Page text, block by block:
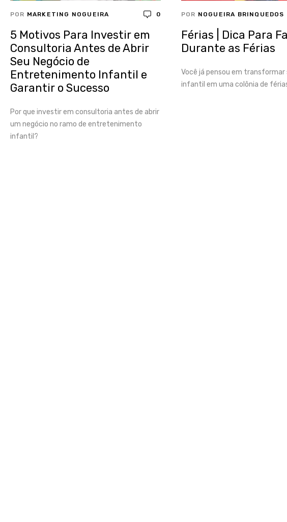
POR MARKETING NOGUEIRA 0
5 Motivos Para Investir em
Consultoria Antes de Abrir
Seu Negócio de
Entretenimento Infantil e
Garantir o Sucesso
Por que investir em consultoria antes de abrir
um negócio no ramo de entretenimento
infantil?
POR NOGUEIRA BRINQUEDOS
Férias | Dica Para
Durante as Férias
Você já pensou em
infantil em uma colônia de